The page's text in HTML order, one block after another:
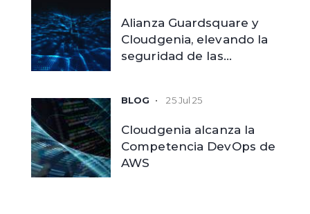
Alianza Guardsquare y
Cloudgenia, elevando la
seguridad de las
Cloudgenia alcanza la
Competencia DevOps de
AWS
25 Jul 25